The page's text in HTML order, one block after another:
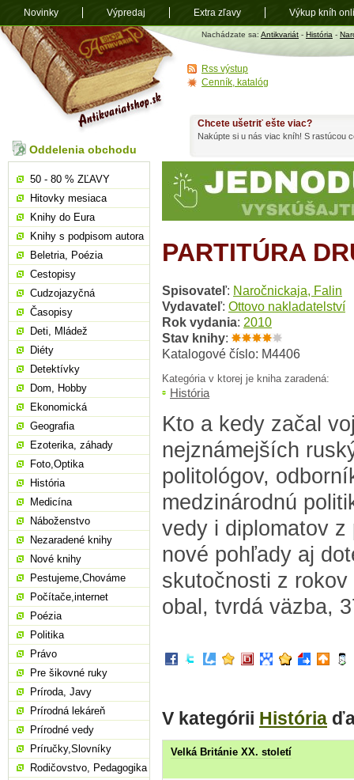
Antikvariát
shop.sk
Nachádzate sa: Antikvariát - História -
PARTITÚRA
Spisovateľ: Naročnickaja, Falin
Vydavateľ: Ottovo nakladatelství
Rok vydania: 2010
Stav knihy:
Katalogové číslo: M4406
Kategória v ktorej je kniha zaradená:
História
Kto a kedy začal
nejznámejších
politológov,
medzinárodnú
vedy i diplomatov z
nové pohľady aj
skutočnosti z
obal, tvrdá väzba,
V kategórii História
Velká Británie XX. století
Chcete ušetriť ešte viac?
Nakúpte si u nás viac kníh! S rastúcou
Oddelenia obchodu
50 - 80 % ZĽAVY
Hitovky mesiaca
Knihy do Eura
Knihy s podpisom autora
Beletria, Poézia
Cestopisy
Cudzojazyčná
Časopisy
Deti, Mládež
Diéty
Detektívky
Dom, Hobby
Ekonomická
Geografia
Ezoterika, záhady
Foto,Optika
História
Medicína
Náboženstvo
Nezaradené knihy
Nové knihy
Pestujeme,Chováme
Počítače,internet
Poézia
Politika
Právo
Pre šikovné ruky
Príroda, Javy
Prírodná lekáreň
Prírodné vedy
Príručky,Slovníky
Rodičovstvo, Pedagogika
Rss výstup
Cenník, katalóg
Novinky Výpredaj Extra zľavy Výkup kníh